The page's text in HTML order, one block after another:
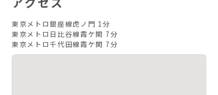
東京メトロ銀座線虎ノ門 1分
東京メトロ日比谷線霞ケ関 7分
東京メトロ千代田線霞ケ関 7分